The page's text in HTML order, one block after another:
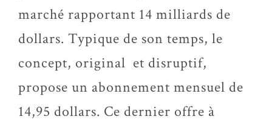
marché rapportant 14 milliards de
dollars. Typique de son temps, le
concept, original et disruptif,
propose un abonnement mensuel de
14,95 dollars. Ce dernier offre à